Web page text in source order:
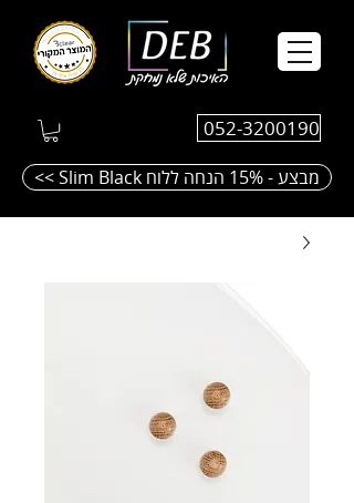
052-3200190
<< Slim Black מבצע - 15% הנחה ללוח